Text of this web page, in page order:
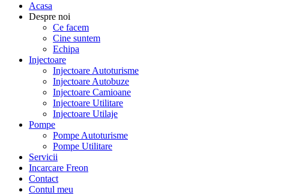
Acasa
Despre noi
Ce facem
Cine suntem
Echipa
Injectoare
Injectoare Autoturisme
Injectoare Autobuze
Injectoare Camioane
Injectoare Utilitare
Injectoare Utilaje
Pompe
Pompe Autoturisme
Pompe Utilitare
Servicii
Incarcare Freon
Contact
Contul meu